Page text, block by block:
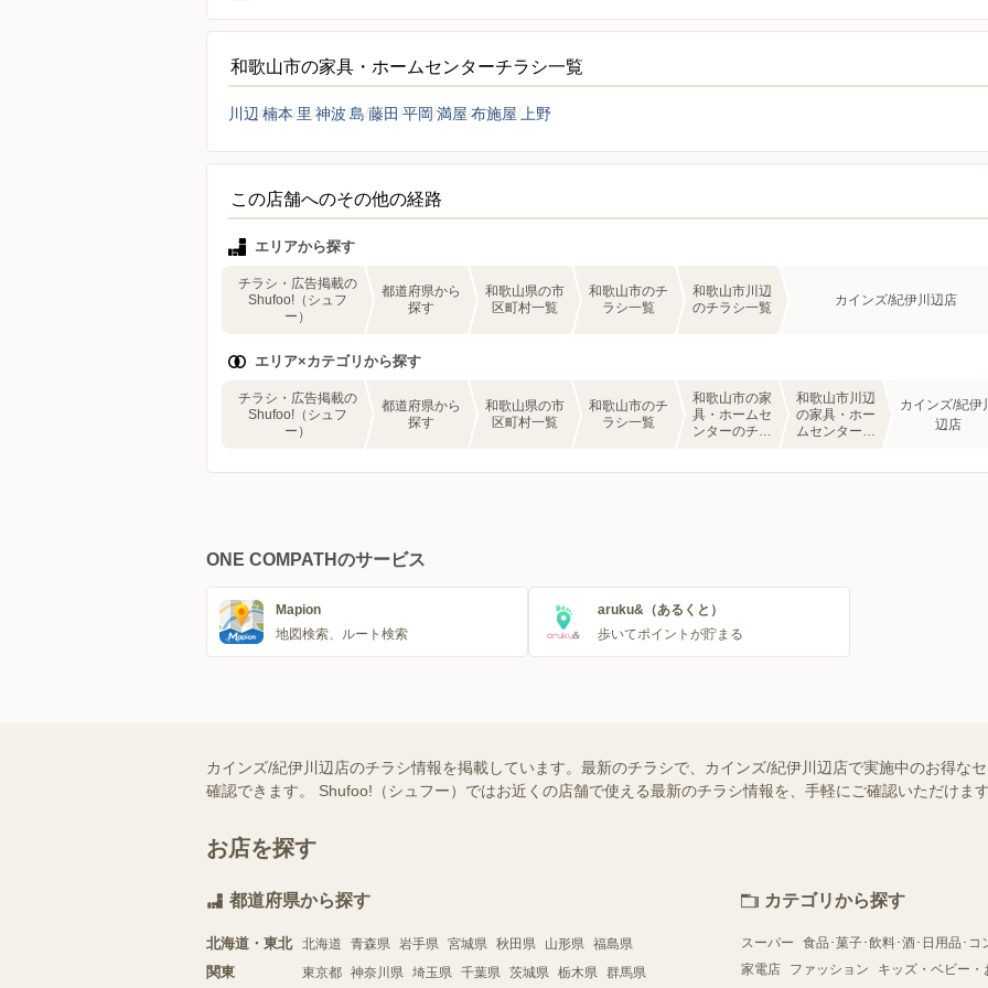
和歌山市の家具・ホームセンターチラシ一覧
川辺 楠本 里 神波 島 藤田 平岡 満屋 布施屋 上野
この店舗へのその他の経路
エリアから探す
チラシ・広告掲載の
Shufoo!（シュフ
ー）
都道府県から
探す
和歌山県の市
区町村一覧
和歌山市のチ
ラシ一覧
和歌山市川辺
のチラシ一覧
カインズ/紀伊川辺店
エリア×カテゴリから探す
チラシ・広告掲載の
Shufoo!（シュフ
ー）
都道府県から
探す
和歌山県の市
区町村一覧
和歌山市のチ
ラシ一覧
和歌山市の家
具・ホームセ
ンターのチラ
和歌山市川辺
の家具・ホー
ムセンターの
カインズ/紀伊
辺店
ONE COMPATHのサービス
Mapion
地図検索、ルート検索
aruku&（あるくと）
歩いてポイントが貯まる
カインズ/紀伊川辺店のチラシ情報を掲載しています。最新のチラシで、カインズ/紀伊川辺店で実施中のお得な
確認できます。 Shufoo!（シュフー）ではお近くの店舗で使える最新のチラシ情報を、手軽にご確認いただけま
お店を探す
都道府県から探す
北海道・東北 北海道 青森県 岩手県 宮城県 秋田県 山形県 福島県
関東 東京都 神奈川県 埼玉県 千葉県 茨城県 栃木県 群馬県
カテゴリから探す
スーパー
食品･菓子･飲料･酒･日用品･コ
家電店
ファッション キッズ・ベビー・